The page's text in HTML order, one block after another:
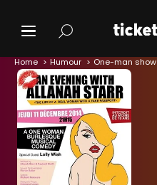
Home Humour One-man show